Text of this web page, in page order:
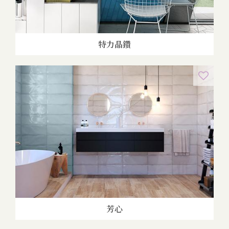
特力晶鑽
芳心